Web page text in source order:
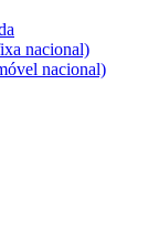
nacional)
nacional)